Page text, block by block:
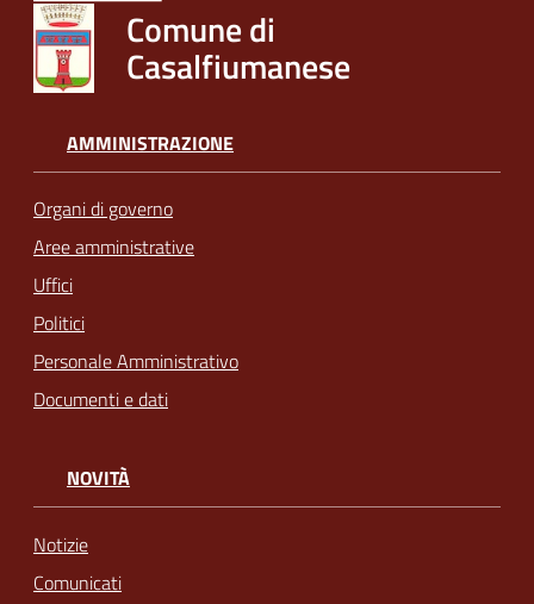
Comune di
Casalfiumanese
AMMINISTRAZIONE
Organi di governo
Aree amministrative
Uffici
Politici
Personale Amministrativo
Documenti e dati
NOVITÀ
Notizie
Comunicati